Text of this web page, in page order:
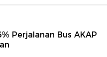
Perjalanan Bus AKAP